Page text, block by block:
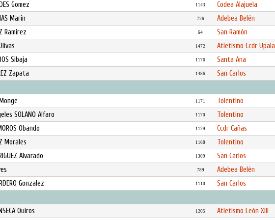
Gomez 1143 Codea Alajuela
Marin 726 Adebea Belén
Ramirez 64 San Ramón
1472 Atletismo Ccdr Upala
Sibaja 1176 Santa Ana
Zapata 1486 San Carlos
1171 Tolentino
SOLANO Alfaro 1170 Tolentino
Obando 1129 Ccdr Cañas
Morales 1168 Tolentino
Alvarado 1309 San Carlos
789 Adebea Belén
Gonzalez 1110 San Carlos
Quiros 1205 Atletismo León Xlll